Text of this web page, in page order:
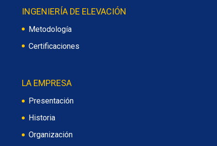
INGENIERÍA DE ELEVACIÓN
Metodología
Certificaciones
LA EMPRESA
Presentación
Historia
Organización